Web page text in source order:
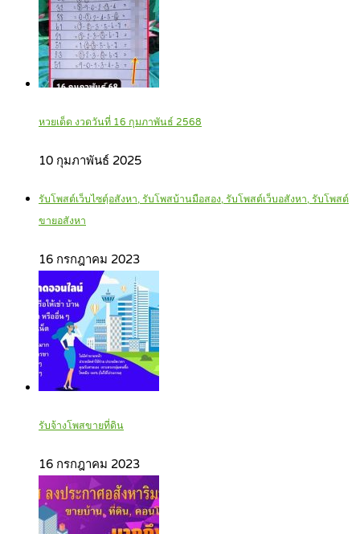
หวยเด็ด งวดวันที่ 16 กุมภาพันธ์ 2568
10 กุมภาพันธ์ 2025
รับโพสต์เว็บไซตฺ์อสังหา, รับโพสบ้านมือสอง, รับโพสต์เว็บอสังหา, รับโพสต์
ขายอสังหา
16 กรกฎาคม 2023
รับจ้างโพสขายที่ดิน
16 กรกฎาคม 2023